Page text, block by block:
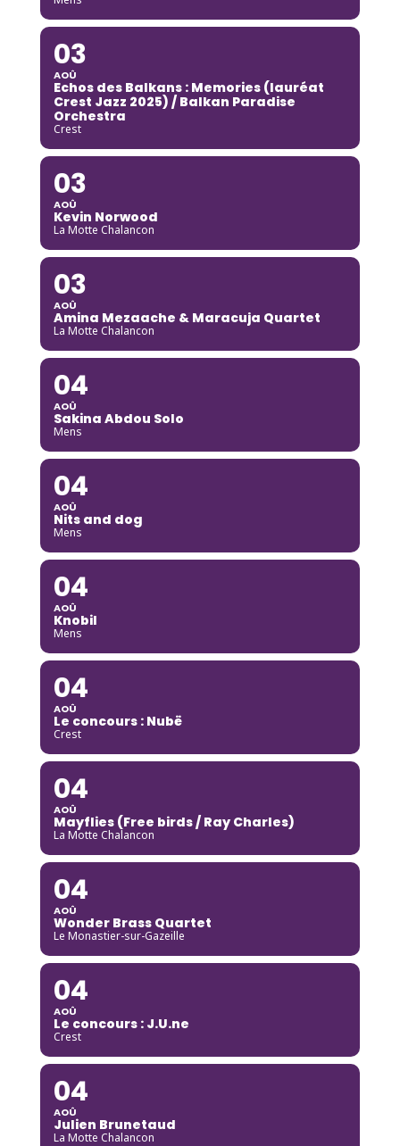
03
AOÛ
Echos des Balkans : Memories (lauréat
Crest Jazz 2025) / Balkan Paradise
Orchestra
Crest
03
AOÛ
Kevin Norwood
La Motte Chalancon
03
AOÛ
Amina Mezaache & Maracuja Quartet
La Motte Chalancon
04
AOÛ
Sakina Abdou Solo
Mens
04
AOÛ
Nits and dog
Mens
04
AOÛ
Knobil
Mens
04
AOÛ
Le concours : Nubë
Crest
04
AOÛ
Mayflies (Free birds / Ray Charles)
La Motte Chalancon
04
AOÛ
Wonder Brass Quartet
Le Monastier-sur-Gazeille
04
AOÛ
Le concours : J.U.ne
Crest
04
AOÛ
Julien Brunetaud
La Motte Chalancon